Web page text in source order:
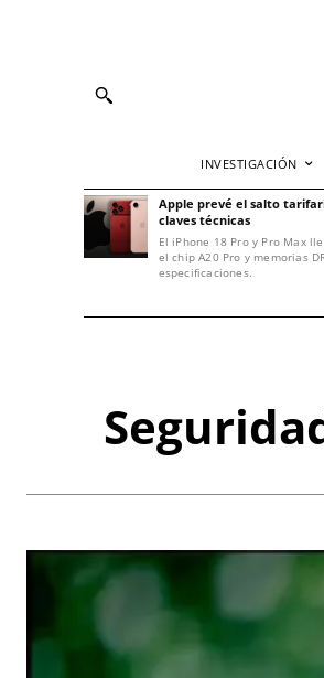
INVESTIGACIÓN
Apple prevé el salto
claves técnicas
El iPhone 18 Pro y Pro Max
el chip A20 Pro y memorias
especificaciones.